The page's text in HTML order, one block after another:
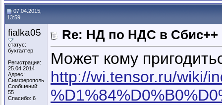
07.04.2015,
13:59
fialka05
статус:
бухгалтер
Регистрация:
25.04.2014
Адрес:
Симферополь
Сообщений:
55
Спасибо: 6
Re: НД по НДС в Сбис++
Может кому
http://wi.tensor.ru/wiki/